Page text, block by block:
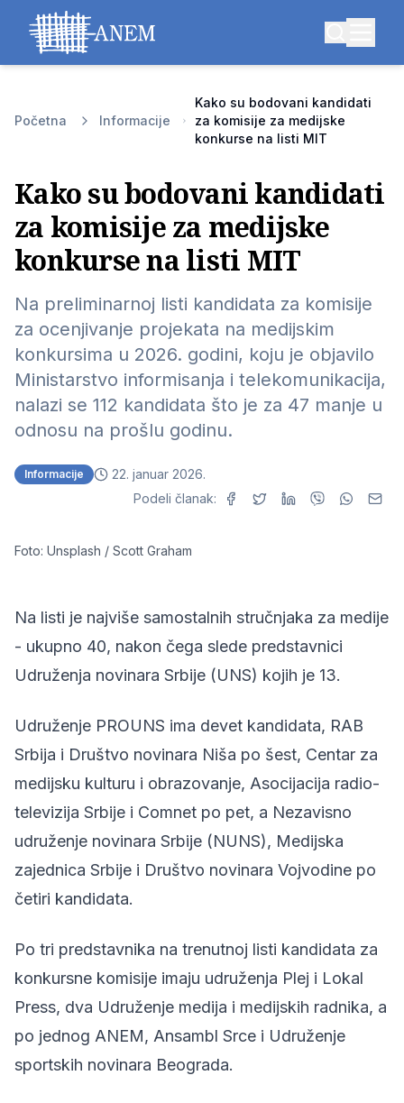
Početna Informacije
Kako su bodovani kandidati
za komisije za medijske
konkurse na listi MIT
Kako su bodovani kandidati
za komisije za medijske
konkurse na listi MIT
Na preliminarnoj listi kandidata za komisije
za ocenjivanje projekata na medijskim
konkursima u 2026. godini, koju je objavilo
Ministarstvo informisanja i telekomunikacija,
nalazi se 112 kandidata što je za 47 manje u
odnosu na prošlu godinu.
Informacije
22. januar 2026.
Podeli članak:
Foto: Unsplash / Scott Graham
Na listi je najviše samostalnih stručnjaka za medije
- ukupno 40, nakon čega slede predstavnici
Udruženja novinara Srbije (UNS) kojih je 13.
Udruženje PROUNS ima devet kandidata, RAB
Srbija i Društvo novinara Niša po šest, Centar za
medijsku kulturu i obrazovanje, Asocijacija radio-
televizija Srbije i Comnet po pet, a Nezavisno
udruženje novinara Srbije (NUNS), Medijska
zajednica Srbije i Društvo novinara Vojvodine po
četiri kandidata.
Po tri predstavnika na trenutnoj listi kandidata za
konkursne komisije imaju udruženja Plej i Lokal
Press, dva Udruženje medija i medijskih radnika, a
po jednog ANEM, Ansambl Srce i Udruženje
sportskih novinara Beograda.